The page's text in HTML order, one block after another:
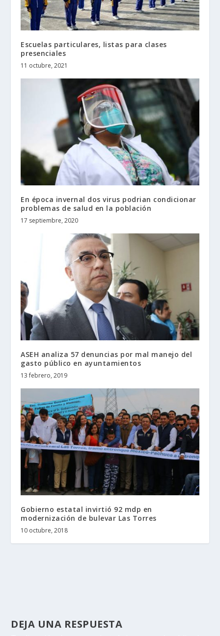
Escuelas particulares, listas para clases
presenciales
11 octubre, 2021
En época invernal dos virus podrian condicionar
problemas de salud en la población
17 septiembre, 2020
ASEH analiza 57 denuncias por mal manejo del
gasto público en ayuntamientos
13 febrero, 2019
Gobierno estatal invirtió 92 mdp en
modernización de bulevar Las Torres
10 octubre, 2018
DEJA UNA RESPUESTA